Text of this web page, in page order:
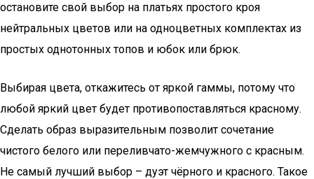
остановите свой выбор на платьях простого кроя
нейтральных цветов или на одноцветных комплектах из
простых однотонных топов и юбок или брюк.
Выбирая цвета, откажитесь от яркой гаммы, потому что
любой яркий цвет будет противопоставляться красному.
Сделать образ выразительным позволит сочетание
чистого белого или переливчато-жемчужного с красным.
Не самый лучший выбор – дуэт чёрного и красного. Такое